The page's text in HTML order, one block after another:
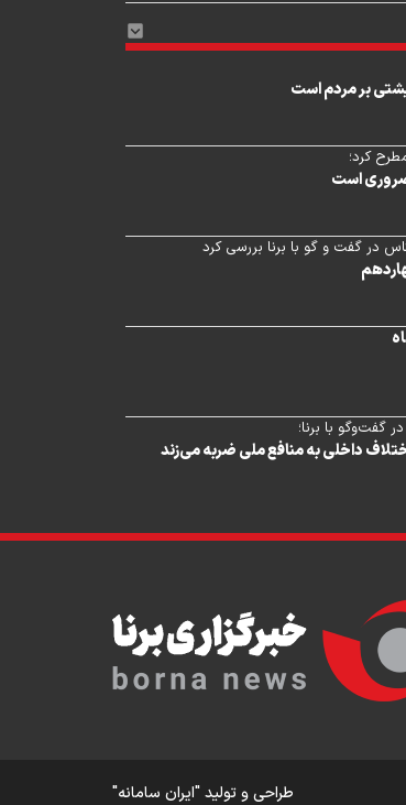
بر مردم است
کرد؛
ضروری است
در گفت و گو با برنا بررسی کرد
گفت‌وگو با برنا؛
داخلی به منافع ملی ضربه می‌زند
طراحی و تولید"ایران سامانه"